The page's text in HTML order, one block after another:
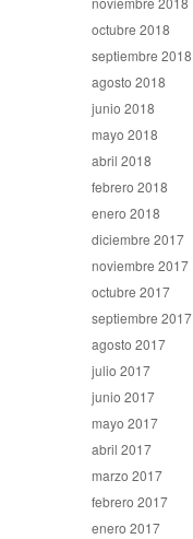
octubre 2018
septiembre 2018
agosto 2018
junio 2018
mayo 2018
abril 2018
febrero 2018
enero 2018
diciembre 2017
noviembre 2017
octubre 2017
septiembre 2017
agosto 2017
julio 2017
junio 2017
mayo 2017
abril 2017
marzo 2017
febrero 2017
enero 2017